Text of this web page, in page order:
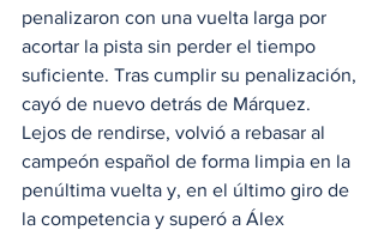
penalizaron con una vuelta larga por
acortar la pista sin perder el tiempo
suficiente. Tras cumplir su penalización,
cayó de nuevo detrás de Márquez.
Lejos de rendirse, volvió a rebasar al
campeón español de forma limpia en la
penúltima vuelta y, en el último giro de
la competencia y superó a Álex